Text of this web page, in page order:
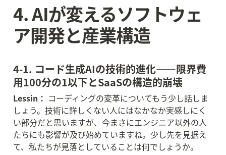
4. AIが変えるソフトウェ
ア開発と産業構造
4-1. コード生成AIの技術的進化——限界費
用100分の1以下とSaaSの構造的崩壊
Lessin： コーディングの変革についてもう少し話しま
しょう。技術に詳しくない人にはなかなか実感しにく
い部分だと思いますが、今まさにエンジニア以外の人
たちにも影響が及び始めていますね。少し先を見据え
て、私たちが見落としていることは何でしょうか。